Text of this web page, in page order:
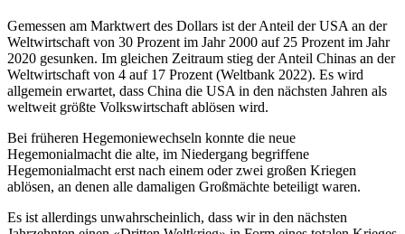
Gemessen am Marktwert des Dollars ist der Anteil der USA an der
Weltwirtschaft von 30 Prozent im Jahr 2000 auf 25 Prozent im Jahr
2020 gesunken. Im gleichen Zeitraum stieg der Anteil Chinas an der
Weltwirtschaft von 4 auf 17 Prozent (Weltbank 2022). Es wird
allgemein erwartet, dass China die USA in den nächsten Jahren als
weltweit größte Volkswirtschaft ablösen wird.
Bei früheren Hegemoniewechseln konnte die neue
Hegemonialmacht die alte, im Niedergang begriffene
Hegemonialmacht erst nach einem oder zwei großen Kriegen
ablösen, an denen alle damaligen Großmächte beteiligt waren.
Es ist allerdings unwahrscheinlich, dass wir in den nächsten